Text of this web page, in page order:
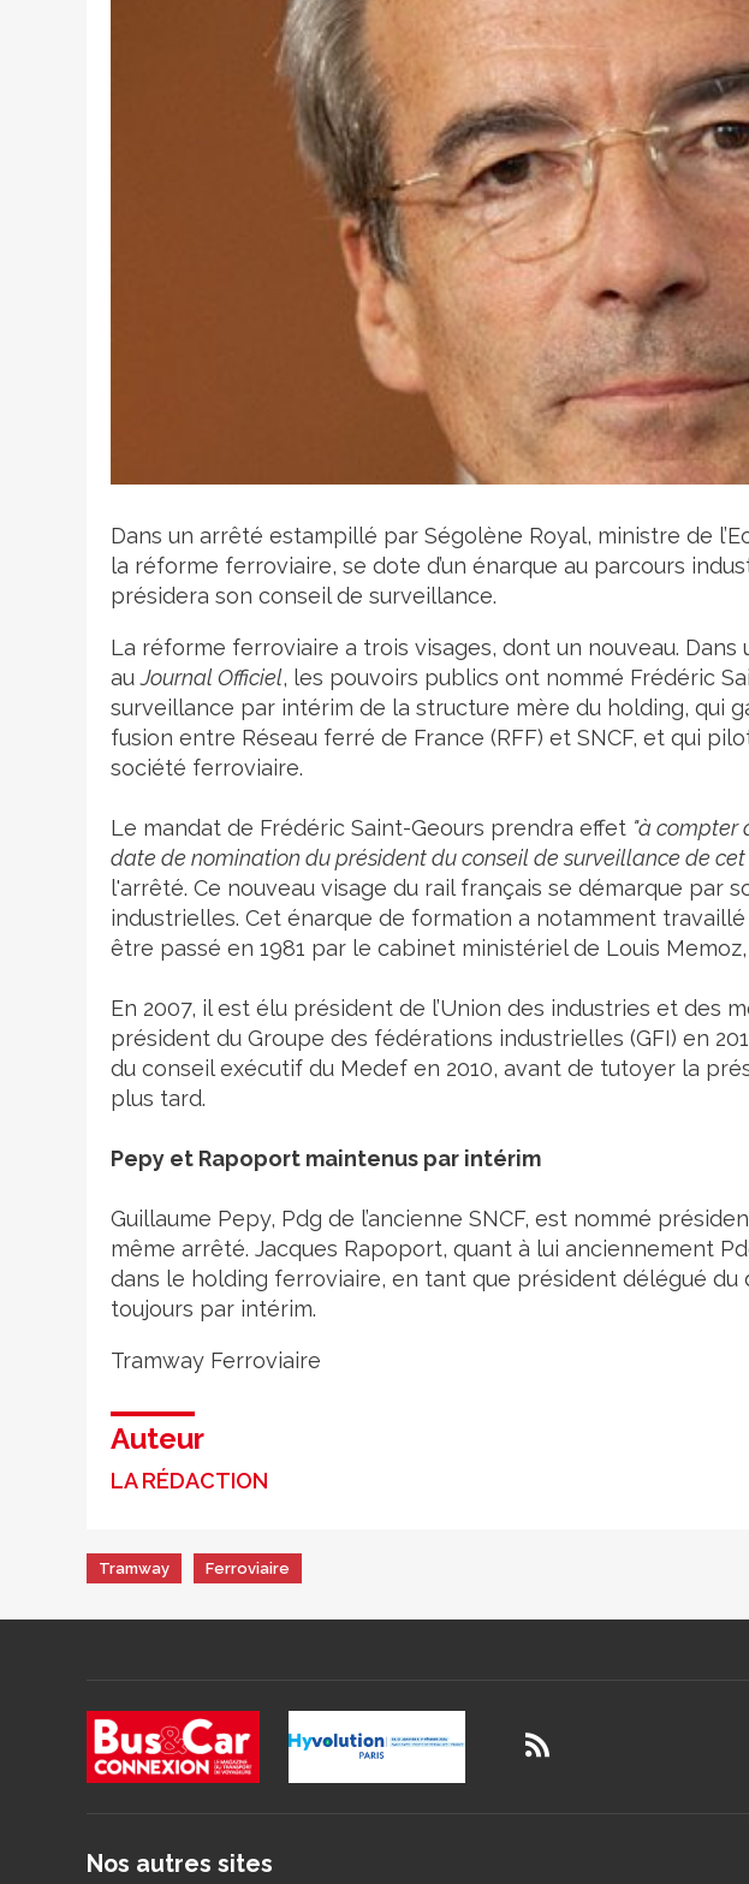
Crédit photo
Dans un arrêté estampillé par Ségolène Royal, ministre de
la réforme ferroviaire, se dote d’un énarque au parcours
présidera son conseil de surveillance.
La réforme ferroviaire a trois visages, dont un nouveau.
auJournal Officiel, les pouvoirs publics ont nommé Frédéric
surveillance par intérim de la structure mère du holding, qui
fusion entre Réseau ferré de France (RFF) et SNCF, et qui
société ferroviaire.
Le mandat de Frédéric Saint-Geours prendra effet "à compter
date de nomination du président du conseil de surveillance de
l'arrêté. Ce nouveau visage du rail français se démarque par
industrielles. Cet énarque de formation a notamment
être passé en 1981 par le cabinet ministériel de Louis
En 2007, il est élu président de l’Union des industries et des
président du Groupe des fédérations industrielles (GFI) en
du conseil exécutif du Medef en 2010, avant de tutoyer la
plus tard.
Pepy et Rapoport maintenus par intérim
Guillaume Pepy, Pdg de l’ancienne SNCF, est nommé
même arrêté. Jacques Rapoport, quant à lui anciennement
dans le holding ferroviaire, en tant que président délégué du
toujours par intérim.
Tramway Ferroviaire
Auteur
LA RÉDACTION
Tramway Ferroviaire
Nos autres sites